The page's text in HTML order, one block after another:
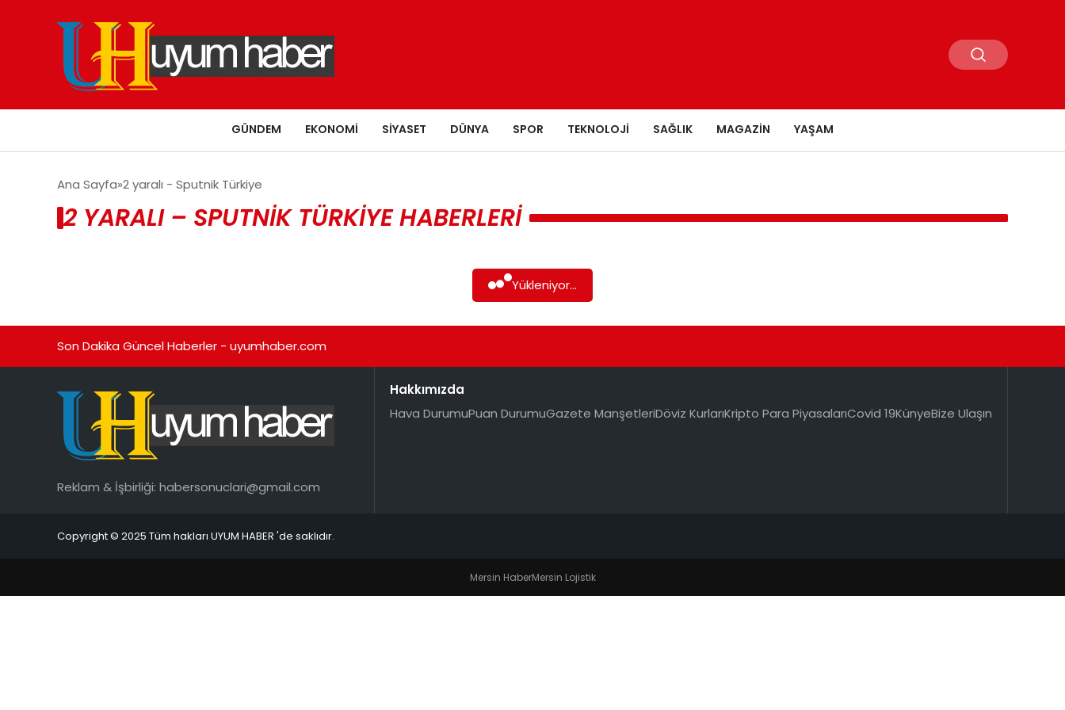
GÜNDEM EKONOMI SIYASET DÜNYA SPOR TEKNOLOJI SAĞLIK MAGAZIN YAŞAM
Ana Sayfa 2 yaralı - Sputnik Türkiye
2 YARALI – SPUTNIK TÜRKIYE HABERLERI
Yükleniyor...
Son Dakika Güncel Haberler - uyumhaber.com
Reklam & İşbirliği: habersonuclari@gmail.com
Hakkımızda
Hava DurumuPuan DurumuGazete ManşetleriDöviz KurlarıKripto Para PiyasalarıCovid 19KünyeBize Ulaşın
Copyright © 2025 Tüm hakları UYUM HABER 'de saklıdır.
Mersin HaberMersin Lojistik